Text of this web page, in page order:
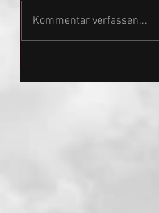
Kommentar verfassen...